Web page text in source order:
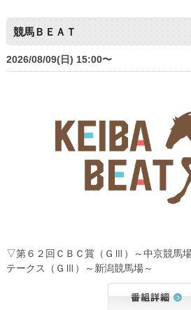
競馬ＢＥＡＴ
2026/08/09(日) 15:00〜
▽第６２回ＣＢＣ賞（ＧⅢ）～中京競馬
テークス（ＧⅢ）～新潟競馬場～